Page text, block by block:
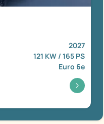
2027
121 KW / 165 PS
Euro 6e